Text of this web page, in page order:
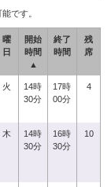
です。
曜
日
開始
時間
▲
終了
時間
残
席
火
14時
30分
17時
00分
4
木
14時
30分
16時
30分
10